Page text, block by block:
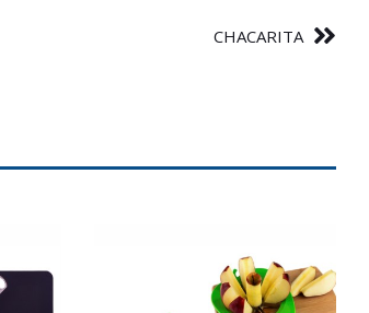
CHACARITA